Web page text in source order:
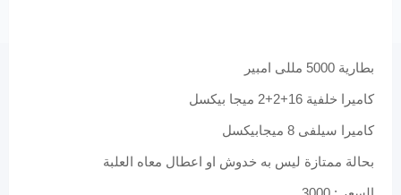
بطارية 5000 مللى امبير
كاميرا خلفية 16+2+2 ميجا بيكسل
كاميرا سيلفى 8 ميجابيكسل
بحالة ممتازة ليس به خدوش او اعطال معاه العلبة